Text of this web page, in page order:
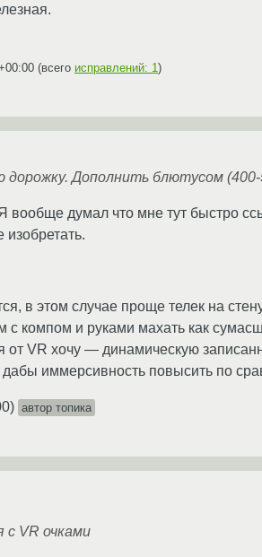
(всего исправлений: 1)
Дополнить блютусом
вообще думал что мне тут быстро
изобретать.
в этом случае проще телек на
с компом и руками махать как
от VR хочу — динамическую
иммерсивность повысить по
) автор топика
VR очками